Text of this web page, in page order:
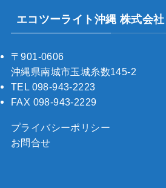
エコツーライト沖縄 株式会社
〒901-0606
沖縄県南城市玉城糸数145-2
TEL 098-943-2223
FAX 098-943-2229
プライバシーポリシー
お問合せ